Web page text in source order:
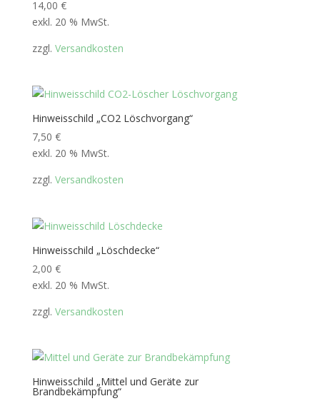
14,00 €
exkl. 20 % MwSt.
zzgl. Versandkosten
Hinweisschild „CO2 Löschvorgang“
7,50 €
exkl. 20 % MwSt.
zzgl. Versandkosten
Hinweisschild „Löschdecke“
2,00 €
exkl. 20 % MwSt.
zzgl. Versandkosten
Hinweisschild „Mittel und Geräte zur
Brandbekämpfung“